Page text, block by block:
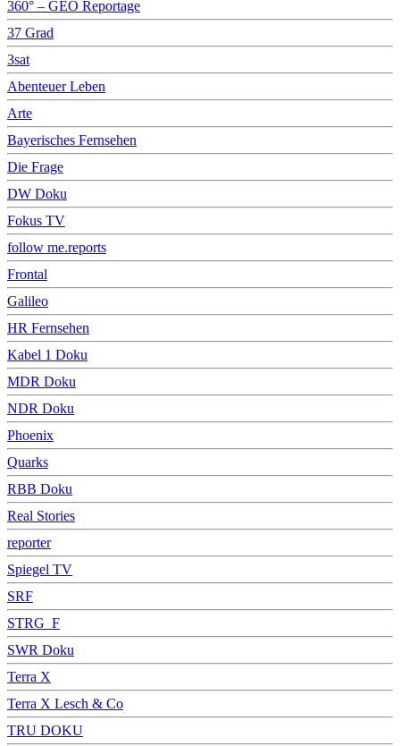
360° – GEO Reportage
37 Grad
3sat
Abenteuer Leben
Arte
Bayerisches Fernsehen
Die Frage
DW Doku
Fokus TV
follow me.reports
Frontal
Galileo
HR Fernsehen
Kabel 1 Doku
MDR Doku
NDR Doku
Phoenix
Quarks
RBB Doku
Real Stories
reporter
Spiegel TV
SRF
STRG_F
SWR Doku
Terra X
Terra X Lesch & Co
TRU DOKU